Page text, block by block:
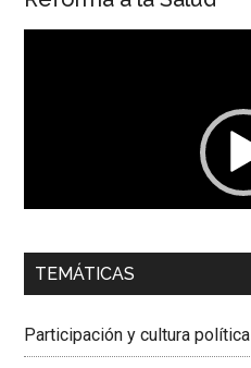
00:00
Colombiana
TEMÁTICAS
Participación y cultura política